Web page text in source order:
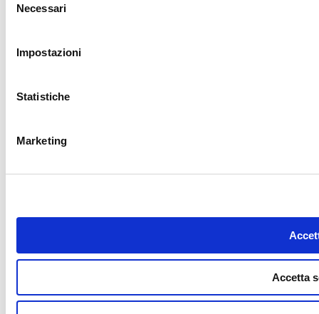
delNecessari
Impostazioni
Statistiche
Marketing
Accetta